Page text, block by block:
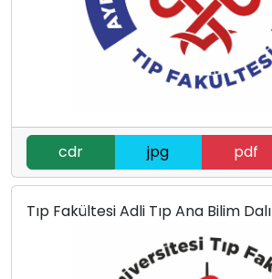
cdr jpg pdf
Tıp Fakültesi Adli Tıp Ana Bilim Dalı